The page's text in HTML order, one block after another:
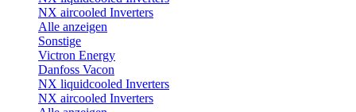
NX aircooled Inverters
Alle anzeigen
Sonstige
Victron Energy
Danfoss Vacon
NX liquidcooled Inverters
NX aircooled Inverters